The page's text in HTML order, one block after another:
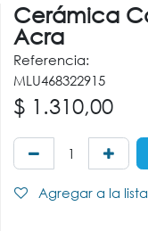
Cerámica
Acra
Referencia:
MLU468322915
$ 1.310,00
Agregar a la